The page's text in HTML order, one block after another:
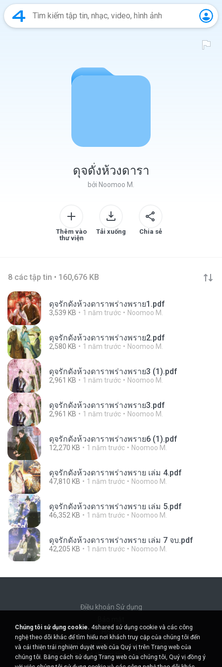
ดุจดั่งห้วงดารา
bởi Noomoo M.
Thêm vào
thư viện
Tải xuống Chia sẻ
8 các tập tin • 160,676 KB
ดุจรักดั่งห้วงดาราพร่างพราย1.pdf
3,539 KB 1 năm trước Noomoo M.
ดุจรักดั่งห้วงดาราพร่างพราย2.pdf
2,580 KB 1 năm trước Noomoo M.
ดุจรักดั่งห้วงดาราพร่างพราย3 (1).pdf
2,961 KB 1 năm trước Noomoo M.
ดุจรักดั่งห้วงดาราพร่างพราย3.pdf
2,961 KB 1 năm trước Noomoo M.
ดุจรักดั่งห้วงดาราพร่างพราย6 (1).pdf
12,270 KB 1 năm trước Noomoo M.
ดุจรักดั่งห้วงดาราพร่างพราย เล่ม 4.pdf
47,810 KB 1 năm trước Noomoo M.
ดุจรักดั่งห้วงดาราพร่างพราย เล่ม 5.pdf
46,352 KB 1 năm trước Noomoo M.
ดุจรักดั่งห้วงดาราพร่างพราย เล่ม 7 จบ.pdf
42,205 KB 1 năm trước Noomoo M.
Điều khoản Sử dụng
Hỗ trợ
Không bán thông tin cá nhân của tôi
Không chia sẻ thông tin cá nhân của tôi
Chúng tôi sử dụng cookie. 4shared sử dụng cookie và các công
nghệ theo dõi khác để tìm hiểu nơi khách truy cập của chúng tôi đến
và cải thiện trải nghiệm duyệt web của Quý vị trên Trang web của
chúng tôi. Bằng cách sử dụng Trang web của chúng tôi, Quý vị đồng ý